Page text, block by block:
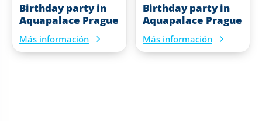
Birthday party in
Aquapalace Prague
Más información
Birthday party in
Aquapalace Prague
Más información